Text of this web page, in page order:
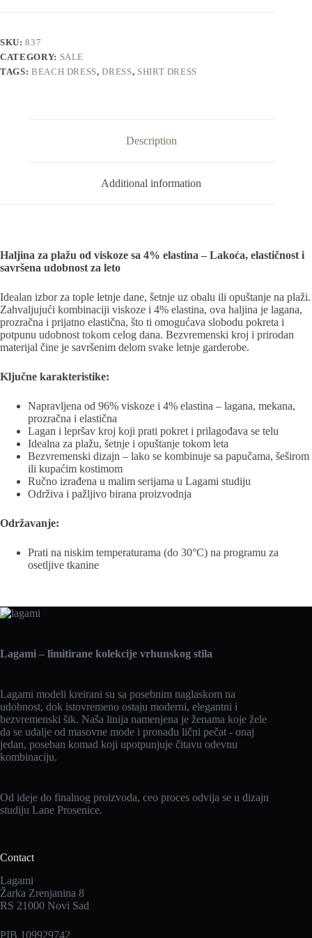
SKU:837
CATEGORY: SALE
TAGS: BEACH DRESS,DRESS, SHIRT DRESS
Description
Additional information
Haljina za plažu od viskoze sa 4% elastina – Lakoća, elastičnost i
savršena udobnost za leto
Idealan izbor za tople letnje dane, šetnje uz obalu ili opuštanje na plaži.
Zahvaljujući kombinaciji viskoze i 4% elastina, ova haljina je lagana,
prozračna i prijatno elastična, što ti omogućava slobodu pokreta i
potpunu udobnost tokom celog dana. Bezvremenski kroj i prirodan
materijal čine je savršenim delom svake letnje garderobe.
Ključne karakteristike:
Napravljena od 96% viskoze i 4% elastina – lagana, mekana,
prozračna i elastična
Lagan i lepršav kroj koji prati pokret i prilagođava se telu
Idealna za plažu, šetnje i opuštanje tokom leta
Bezvremenski dizajn – lako se kombinuje sa papučama, šeširom
ili kupaćim kostimom
Ručno izrađena u malim serijama u Lagami studiju
Održiva i pažljivo birana proizvodnja
Održavanje:
Prati na niskim temperaturama (do 30°C) na programu za
osetljive tkanine
Lagami – limitirane kolekcije vrhunskog stila
Lagami modeli kreirani su sa posebnim naglaskom na
udobnost, dok istovremeno ostaju moderni, elegantni i
bezvremenski šik. Naša linija namenjena je ženama koje žele
da se udalje od masovne mode i pronađu lični pečat - onaj
jedan, poseban komad koji upotpunjuje čitavu odevnu
kombinaciju.
Od ideje do finalnog proizvoda, ceo proces odvija se u dizajn
studiju Lane Prosenice.
Contact
Lagami
Žarka Zrenjanina 8
RS 21000 Novi Sad
PIB 109929742